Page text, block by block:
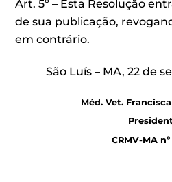
Art. 5º – Esta Resolução
de sua publicação,
em contrário.
São Luís – MA, 22 de
Méd. Vet.
CRMV-MA